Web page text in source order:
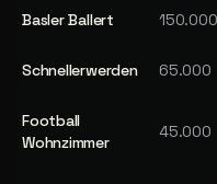
Basler Ballert 150.000
Schnellerwerden 65.000
Football
Wohnzimmer
45.000